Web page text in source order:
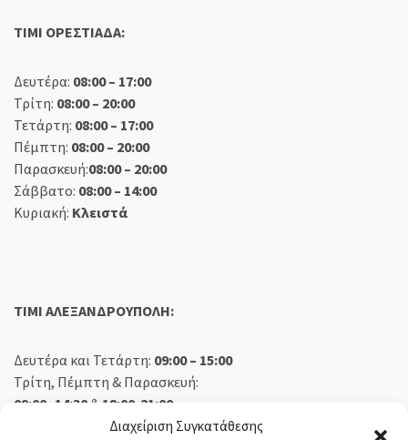
Διαχείριση Συγκατάθεσης
TIMI ΟΡΕΣΤΙΑΔΑ:
Δευτέρα: 08:00 – 17:00
Τρίτη: 08:00 – 20:00
Τετάρτη: 08:00 – 17:00
Πέμπτη: 08:00 – 20:00
Παρασκευή:08:00 – 20:00
Σάββατο: 08:00 – 14:00
Κυριακή: Κλειστά
TIMI ΑΛΕΞΑΝΔΡΟΥΠΟΛΗ:
Δευτέρα και Τετάρτη: 09:00 – 15:00
Τρίτη, Πέμπτη & Παρασκευή:
09:00 -14:30 & 18:00-21:00
09:00 – 14:30